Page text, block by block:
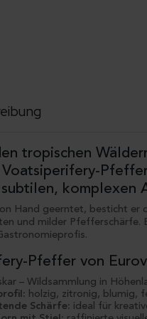
tropischen
komplexen
Hand geerntet, besticht er
und milder Pfefferschärfe.
Pfeffer von
– Wildsammlung in
holzig, zitronig, blumig,
Schärfe: ideal für